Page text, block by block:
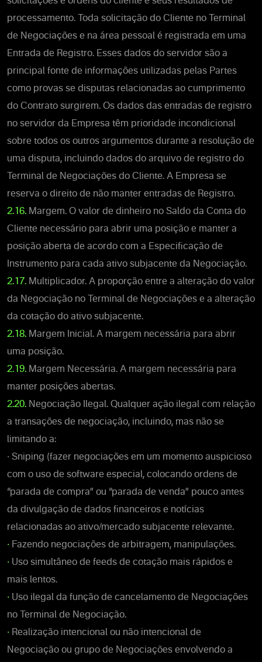
processamento. Toda solicitação do Cliente no Terminal
de Negociações e na área pessoal é registrada em uma
Entrada de Registro. Esses dados do servidor são a
principal fonte de informações utilizadas pelas Partes
como provas se disputas relacionadas ao cumprimento
do Contrato surgirem. Os dados das entradas de registro
no servidor da Empresa têm prioridade incondicional
sobre todos os outros argumentos durante a resolução de
uma disputa, incluindo dados do arquivo de registro do
Terminal de Negociações do Cliente. A Empresa se
reserva o direito de não manter entradas de Registro.
2.16. Margem. O valor de dinheiro no Saldo da Conta do
Cliente necessário para abrir uma posição e manter a
posição aberta de acordo com a Especificação de
Instrumento para cada ativo subjacente da Negociação.
2.17. Multiplicador. A proporção entre a alteração do valor
da Negociação no Terminal de Negociações e a alteração
da cotação do ativo subjacente.
2.18. Margem Inicial. A margem necessária para abrir
uma posição.
2.19. Margem Necessária. A margem necessária para
manter posições abertas.
2.20. Negociação Ilegal. Qualquer ação ilegal com relação
a transações de negociação, incluindo, mas não se
limitando a:
• Sniping (fazer negociações em um momento auspicioso
com o uso de software especial, colocando ordens de
“parada de compra” ou “parada de venda” pouco antes
da divulgação de dados financeiros e notícias
relacionadas ao ativo/mercado subjacente relevante.
• Fazendo negociações de arbitragem, manipulações.
• Uso simultâneo de feeds de cotação mais rápidos e
mais lentos.
• Uso ilegal da função de cancelamento de Negociações
no Terminal de Negociação.
• Realização intencional ou não intencional de
Negociação ou grupo de Negociações envolvendo a